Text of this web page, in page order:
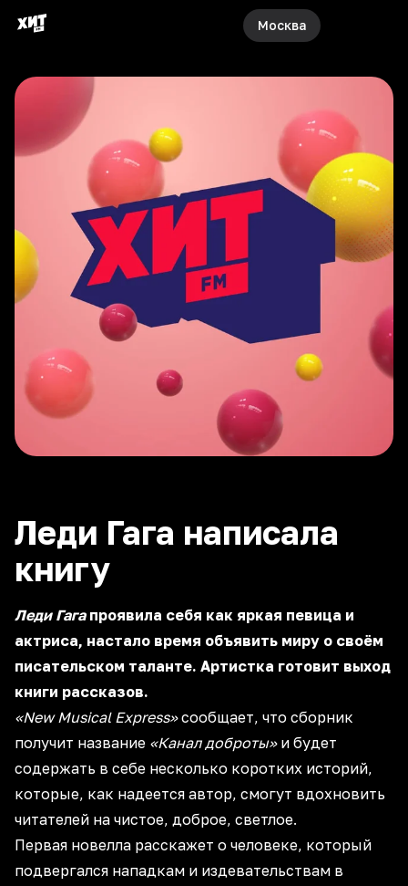
Москва
Леди Гага написала
книгу
Леди Гагапроявила себя как яркая певица и
актриса, настало время объявить миру о своём
писательском таланте. Артистка готовит выход
книги рассказов.
«New Musical Express»сообщает, что сборник
получит название «Канал доброты»и будет
содержать в себе несколько коротких историй,
которые, как надеется автор, смогут вдохновить
читателей на чистое, доброе, светлое.
Первая новелла расскажет о человеке, который
подвергался нападкам и издевательствам в